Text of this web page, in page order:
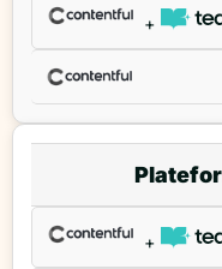
+
+